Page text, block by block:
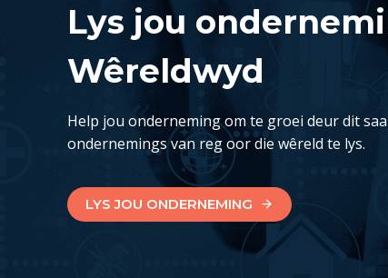
Lys jou
Wêreldwyd
Help jou onderneming om te groei deur dit
ondernemings van reg oor die wêreld te lys.
LYS JOU ONDERNEMING